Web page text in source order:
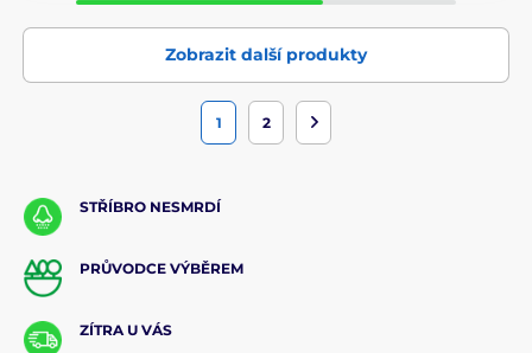
Zobrazit další produkty
1 2
STŘÍBRO NESMRDÍ
PRŮVODCE VÝBĚREM
ZÍTRA U VÁS